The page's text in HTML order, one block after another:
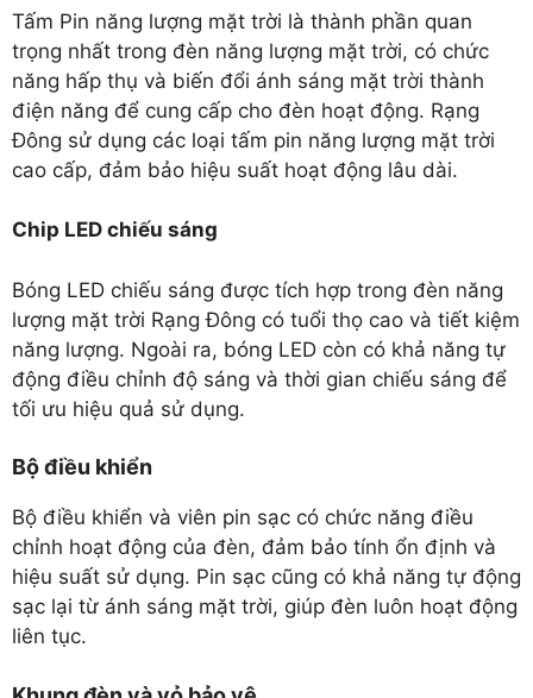
Tấm Pin năng lượng mặt trời là thành phần quan
trọng nhất trong đèn năng lượng mặt trời, có chức
năng hấp thụ và biến đổi ánh sáng mặt trời thành
điện năng để cung cấp cho đèn hoạt động. Rạng
Đông sử dụng các loại tấm pin năng lượng mặt trời
cao cấp, đảm bảo hiệu suất hoạt động lâu dài.
Chip LED chiếu sáng
Bóng LED chiếu sáng được tích hợp trong đèn năng
lượng mặt trời Rạng Đông có tuổi thọ cao và tiết kiệm
năng lượng. Ngoài ra, bóng LED còn có khả năng tự
động điều chỉnh độ sáng và thời gian chiếu sáng để
tối ưu hiệu quả sử dụng.
Bộ điều khiển
Bộ điều khiển và viên pin sạc có chức năng điều
chỉnh hoạt động của đèn, đảm bảo tính ổn định và
hiệu suất sử dụng. Pin sạc cũng có khả năng tự động
sạc lại từ ánh sáng mặt trời, giúp đèn luôn hoạt động
liên tục.